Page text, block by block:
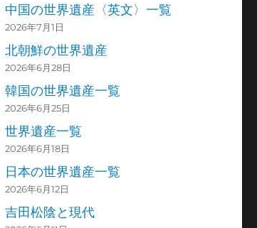
中国の世界遺産〈英文〉一覧
2026年7月1日
北朝鮮の世界遺産
2026年6月28日
韓国の世界遺産一覧
2026年6月25日
世界遺産一覧
2026年6月18日
日本の世界遺産一覧
2026年6月12日
吉田松陰と現代